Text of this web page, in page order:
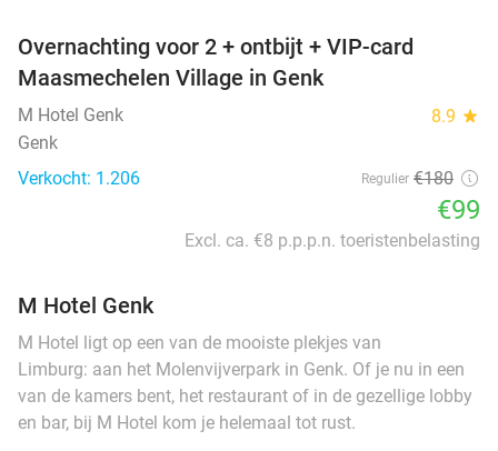
Overnachting voor 2 + ontbijt + VIP-card
Maasmechelen Village in Genk
M Hotel Genk 8.9 star
Genk
Verkocht: 1.206
Regulier €180
€99
Excl. ca. €8 p.p.p.n. toeristenbelasting
M Hotel Genk
M Hotel ligt op een van de mooiste plekjes van
Limburg: aan het Molenvijverpark in Genk. Of je nu in een
van de kamers bent, het restaurant of in de gezellige lobby
en bar, bij M Hotel kom je helemaal tot rust.